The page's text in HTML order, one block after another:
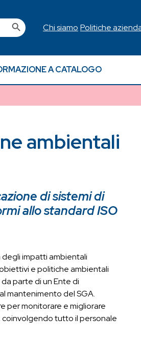
Search Button
Chi siamo Politiche
A CATALOGO
ambientali
di sistemi di
allo standard ISO
degli impatti ambientali
e politiche ambientali
parte di un Ente di
mantenimento del SGA.
per monitorare e migliorare
tutto il personale